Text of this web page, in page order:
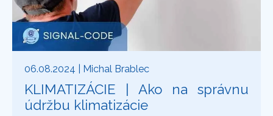
06.08.2024 | Michal Brablec
KLIMATIZÁCIE | Ako na správnu
údržbu klimatizácie